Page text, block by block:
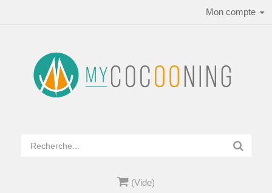
Mon compte
(Vide)